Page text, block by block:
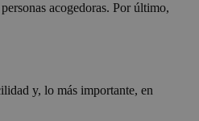
acogedoras. Por último,
y, lo más importante, en